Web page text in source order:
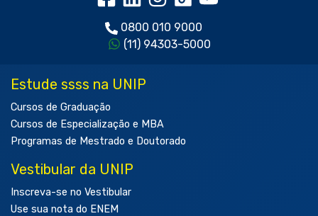
0800 010 9000
(11) 94303-5000
Estude ssss na UNIP
Cursos de Graduação
Cursos de Especialização e MBA
Programas de Mestrado e Doutorado
Vestibular da UNIP
Inscreva-se no Vestibular
Use sua nota do ENEM